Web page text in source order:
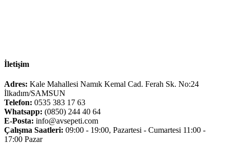
İletişim
Adres: Kale Mahallesi Namık Kemal Cad. Ferah Sk. No:24
İlkadım/SAMSUN
Telefon: 0535 383 17 63
Whatsapp: (0850) 244 40 64
E-Posta: info@avsepeti.com
Çalışma Saatleri: 09:00 - 19:00, Pazartesi - Cumartesi 11:00 -
17:00 Pazar